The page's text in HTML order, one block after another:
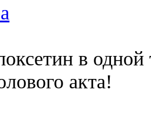
в одной
акта!